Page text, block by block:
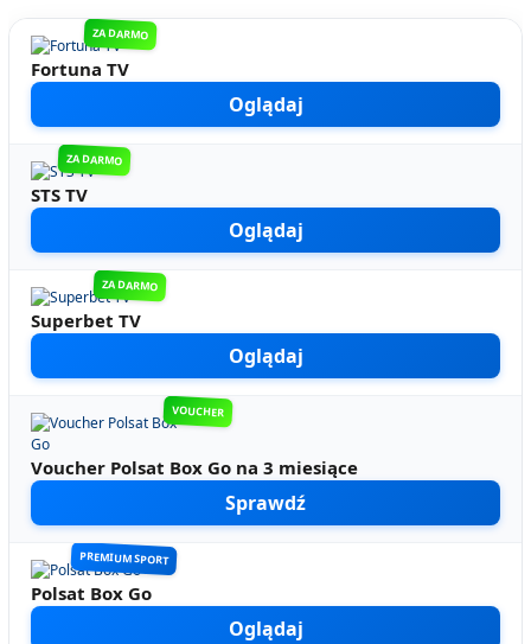
ZA DARMO
Fortuna TV
Oglądaj
ZA DARMO
STS TV
Oglądaj
ZA DARMO
Superbet TV
Oglądaj
VOUCHER
Voucher Polsat Box Go na 3 miesiące
Sprawdź
PREMIUM SPORT
Polsat Box Go
Oglądaj